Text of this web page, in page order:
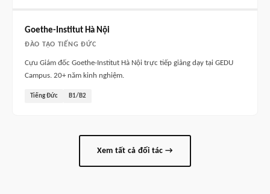
Goethe-Institut Hà Nội
ĐÀO TẠO TIẾNG ĐỨC
Cựu Giám đốc Goethe-Institut Hà Nội trực tiếp giảng dạy tại GEDU
Campus. 20+ năm kinh nghiệm.
Tiếng Đức B1/B2
Xem tất cả đối tác →